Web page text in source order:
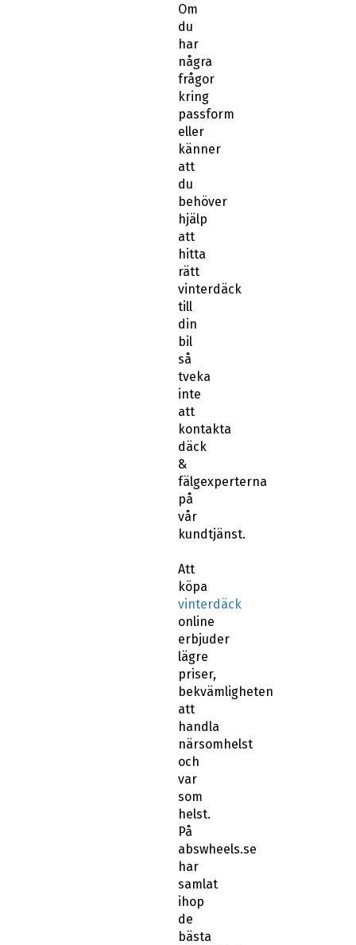
Om
du
har
några
frågor
kring
passform
eller
känner
att
du
behöver
hjälp
att
hitta
rätt
vinterdäck
till
din
bil
så
tveka
inte
att
kontakta
däck
&
fälgexperterna
på
vår
kundtjänst.
Att
köpa
vinterdäck
online
erbjuder
lägre
priser,
bekvämligheten
att
handla
närsomhelst
och
var
som
helst.
På
abswheels.se
har
samlat
ihop
de
bästa